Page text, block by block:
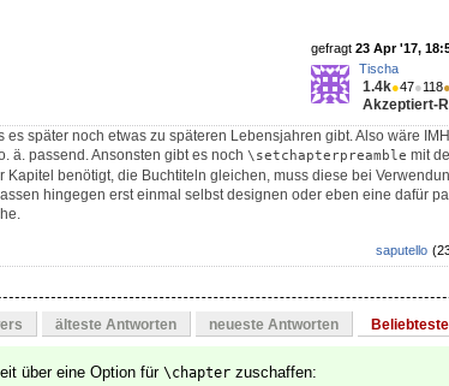
gefragt 23 Apr '17,
Tischa
1.4k●47●118●
Akzeptiert-
später noch etwas zu späteren Lebensjahren gibt. Also wäre
ä. passend. Ansonsten gibt es noch \setchapterpreamble mit
benötigt, die Buchtiteln gleichen, muss diese bei
hingegen erst einmal selbst designen oder eben eine dafür
saputello
älteste Antworten neueste Antworten
über eine Option für \chapter zuschaffen: